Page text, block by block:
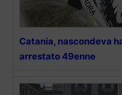
Catania, nascondeva
arrestato 49enne